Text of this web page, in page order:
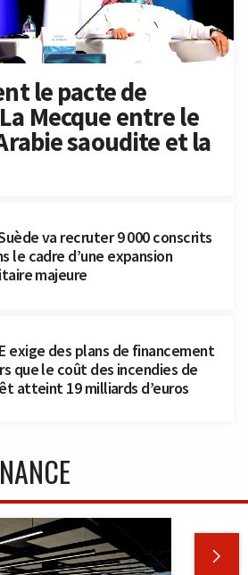
le pacte de
Mecque entre le
saoudite et la
va recruter 9 000 conscrits
le cadre d’une expansion
majeure
exige des plans de financement
que le coût des incendies de
atteint 19 milliards d’euros
